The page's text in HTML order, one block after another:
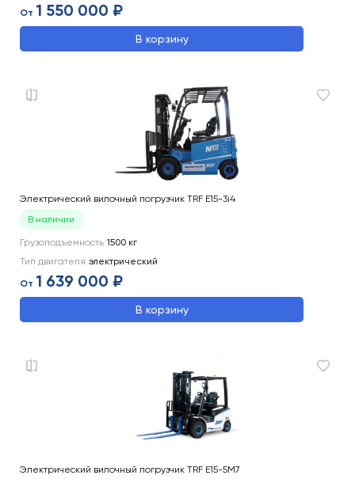
От 1 550 000 ₽
В корзину
Электрический вилочный погрузчик TRF E15-3i4
В наличии
Грузоподъемность 1500 кг
Тип двигателя электрический
От 1 639 000 ₽
В корзину
Электрический вилочный погрузчик TRF E15-5M7